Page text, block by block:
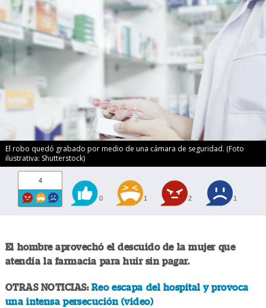
El robo quedó grabado por medio de una cámara de seguridad. (Foto
ilustrativa: Shutterstock)
4
0 1 2 1
El hombre aprovechó el descuido de la mujer que
atendía la farmacia para huir sin pagar.
OTRAS NOTICIAS: Reo escapa del hospital y provoca
una intensa persecución (video)